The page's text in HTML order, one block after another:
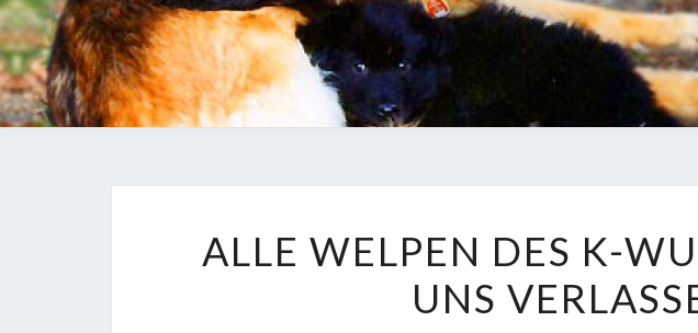
WELPEN
DES
K-
ALLE WELPEN DES K-
UNS